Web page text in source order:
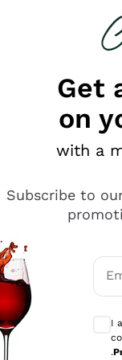
looking for
è male ma
Get
on
with a
Subscribe to
I
.